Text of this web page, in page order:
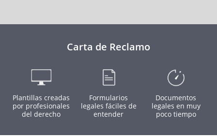
Carta de Reclamo
Plantillas creadas
por profesionales
del derecho
Formularios
legales fáciles de
entender
Documentos
legales en muy
poco tiempo